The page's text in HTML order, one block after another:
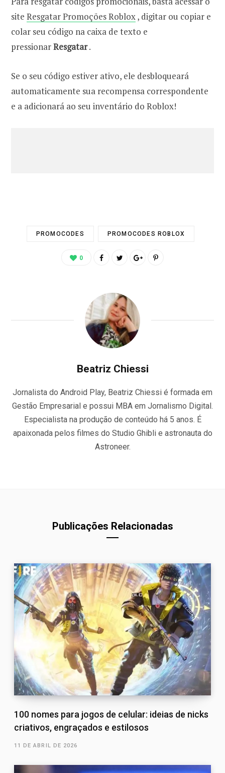
site Resgatar Promoções Roblox, digitar ou copiar e
colar seu código na caixa de texto e
pressionarResgatar.
Se o seu código estiver ativo, ele desbloqueará
automaticamente sua recompensa correspondente
e a adicionará ao seu inventário do Roblox!
PROMOCODES PROMOCODES ROBLOX
0
Beatriz Chiessi
Jornalista do Android Play, Beatriz Chiessi é formada em
Gestão Empresarial e possui MBA em Jornalismo Digital.
Especialista na produção de conteúdo há 5 anos. É
apaixonada pelos filmes do Studio Ghibli e astronauta do
Astroneer.
Publicações Relacionadas
100 nomes para jogos de celular: ideias de nicks
criativos, engraçados e estilosos
11 DE ABRIL DE 2026